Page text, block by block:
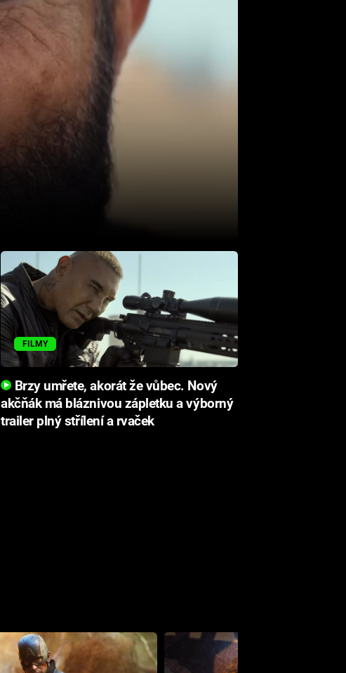
FILMY
Brzy umřete, akorát že vůbec. Nový
akčňák má bláznivou zápletku a výborný
trailer plný střílení a rvaček